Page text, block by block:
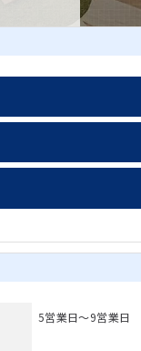
5営業日～9営業日